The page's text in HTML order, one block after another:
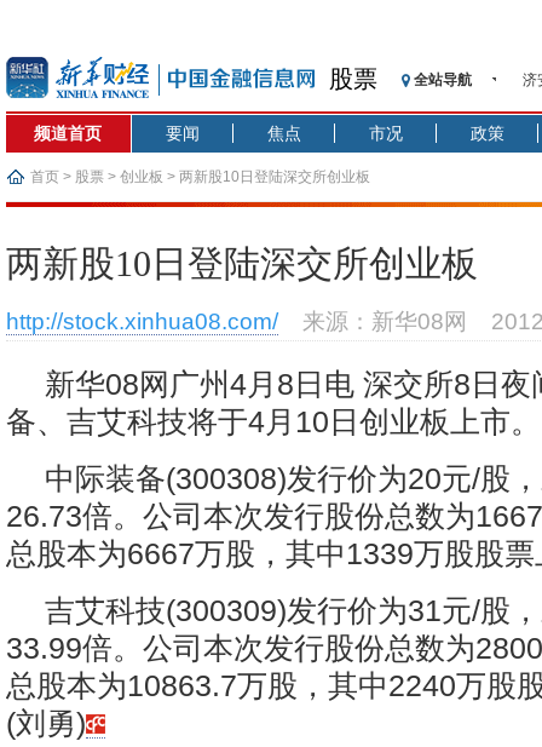
股票 全站导航
济
【
济
基
恒
频道首页 要闻 焦点 市况 政策
首页 > 股票 > 创业板 > 两新股10日登陆深交所创业板
两新股10日登陆深交所创业板
http://stock.xinhua08.com/ 来源：新华08网
新华08网广州4月8日电 深交所8日
备、吉艾科技将于4月10日创业板上市。
中际装备(300308)发行价为20元/股
26.73倍。公司本次发行股份总数为
总股本为6667万股，其中1339万股股
吉艾科技(300309)发行价为31元/股
33.99倍。公司本次发行股份总数为
总股本为10863.7万股，其中2240万股
(刘勇)